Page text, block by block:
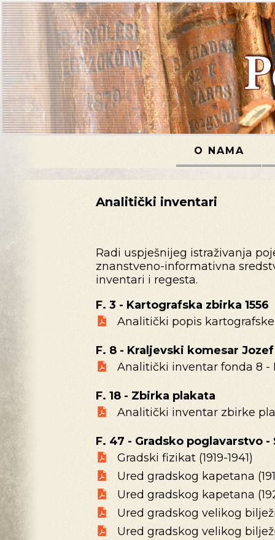
O NAMA
Analitički inventari
Radi uspješnijeg istraživanja
znanstveno-informativna
inventari i regesta.
F. 3 - Kartografska zbirka 1556
Analitički popis
F. 8 - Kraljevski komesar
Analitički inventar fonda 8 -
F. 18 - Zbirka plakata
Analitički inventar zbirke
F. 47 - Gradsko poglavarstvo -
Gradski fizikat (1919-1941)
Ured gradskog kapetana
Ured gradskog kapetana
Ured gradskog velikog
Ured gradskog velikog